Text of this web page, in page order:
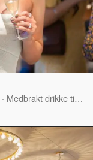
· Medbrakt drikke tillatt